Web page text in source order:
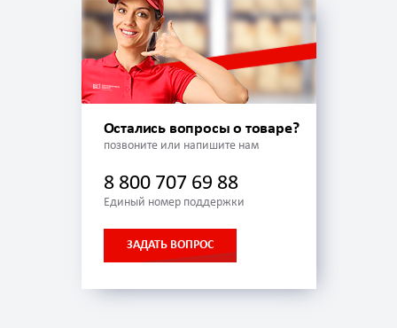
Остались вопросы о товаре?
позвоните или напишите нам
8 800 707 69 88
Единый номер поддержки
ЗАДАТЬ ВОПРОС